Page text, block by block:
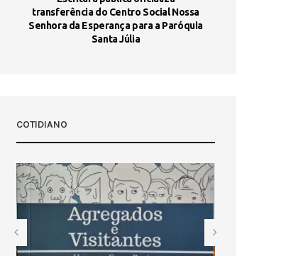
transferência do Centro Social Nossa
Senhora da Esperança para a Paróquia
Santa Júlia
COTIDIANO